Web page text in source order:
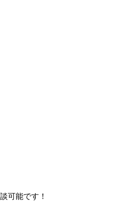
可能です！